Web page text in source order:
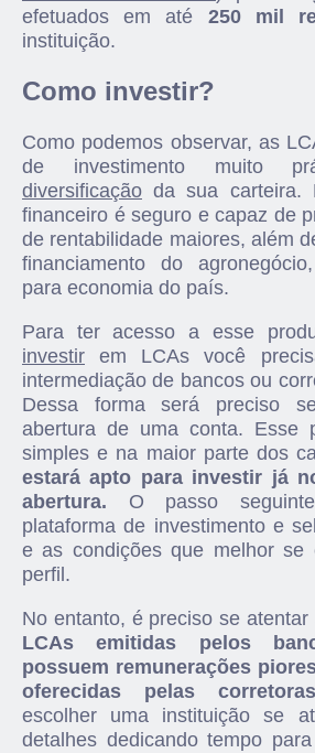
efetuados em até 250 mil
instituição.
Como investir?
Como podemos observar, as
de investimento muito
diversificação da sua carteira.
financeiro é seguro e capaz de
de rentabilidade maiores, além
financiamento do
para economia do país.
Para ter acesso a esse
investir em LCAs você
intermediação de bancos ou
Dessa forma será preciso
abertura de uma conta. Esse
simples e na maior parte dos
estará apto para investir já
abertura. O passo
plataforma de investimento e
e as condições que melhor se
perfil.
No entanto, é preciso se
LCAs emitidas pelos
possuem remunerações
oferecidas pelas corretoras
escolher uma instituição se
detalhes dedicando tempo